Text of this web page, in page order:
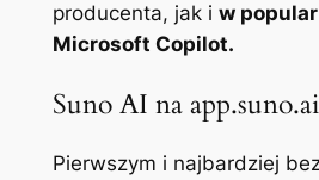
producenta, jak i w
Microsoft Copilot.
Suno AI na app.suno.ai
Pierwszym i najbardziej